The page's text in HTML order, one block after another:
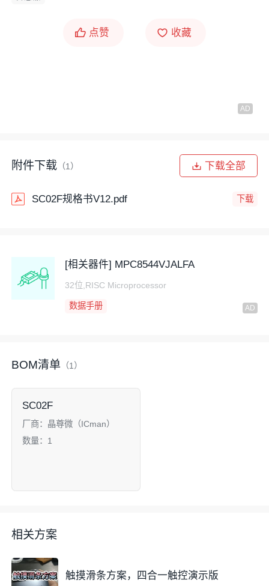
点赞 收藏
附件下载 （1） 下载全部
SC02F规格书V12.pdf 下载
[相关器件] MPC8544VJALFA
32位,RISC Microprocessor
数据手册
BOM清单 （1）
SC02F
厂商： 晶尊微（ICman）
数量： 1
相关方案
触摸滑条方案，四合一触控演示版